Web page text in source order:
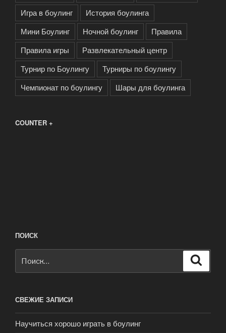
Игра в боулинг
История боулинга
Мини Боулинг
Ночной боулинг
Правила
Правила игры
Развлекательный центр
Турнир по Боулингу
Турниры по боулингу
Чемпионат по боулингу
Шары для боулинга
COUNTER +
ПОИСК
СВЕЖИЕ ЗАПИСИ
Научиться хорошо играть в боулинг